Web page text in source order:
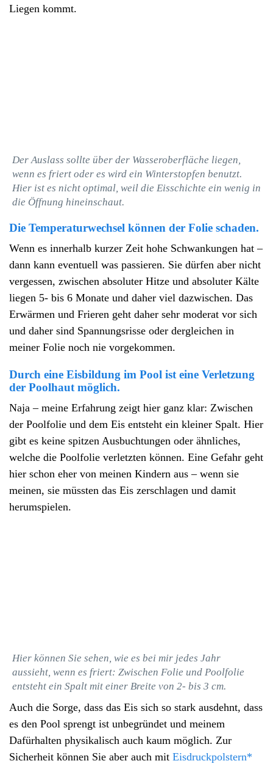
Liegen kommt.
Der Auslass sollte über der Wasseroberfläche liegen,
wenn es friert oder es wird ein Winterstopfen benutzt.
Hier ist es nicht optimal, weil die Eisschichte ein wenig in
die Öffnung hineinschaut.
Die Temperaturwechsel können der Folie schaden.
Wenn es innerhalb kurzer Zeit hohe Schwankungen hat –
dann kann eventuell was passieren. Sie dürfen aber nicht
vergessen, zwischen absoluter Hitze und absoluter Kälte
liegen 5- bis 6 Monate und daher viel dazwischen. Das
Erwärmen und Frieren geht daher sehr moderat vor sich
und daher sind Spannungsrisse oder dergleichen in
meiner Folie noch nie vorgekommen.
Durch eine Eisbildung im Pool ist eine Verletzung
der Poolhaut möglich.
Naja – meine Erfahrung zeigt hier ganz klar: Zwischen
der Poolfolie und dem Eis entsteht ein kleiner Spalt. Hier
gibt es keine spitzen Ausbuchtungen oder ähnliches,
welche die Poolfolie verletzten können. Eine Gefahr geht
hier schon eher von meinen Kindern aus – wenn sie
meinen, sie müssten das Eis zerschlagen und damit
herumspielen.
Hier können Sie sehen, wie es bei mir jedes Jahr
aussieht, wenn es friert: Zwischen Folie und Poolfolie
entsteht ein Spalt mit einer Breite von 2- bis 3 cm.
Auch die Sorge, dass das Eis sich so stark ausdehnt, dass
es den Pool sprengt ist unbegründet und meinem
Dafürhalten physikalisch auch kaum möglich. Zur
Sicherheit können Sie aber auch mit Eisdruckpolstern*